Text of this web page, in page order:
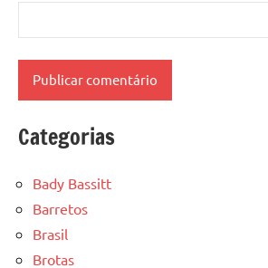
Categorias
Bady Bassitt
Barretos
Brasil
Brotas